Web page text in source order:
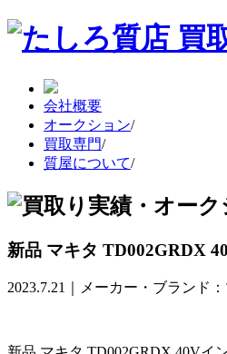
会社概要
オークション/
買取専門/
質屋について/
新品 マキタ TD002GRDX
2023.7.21｜メーカー・ブランド